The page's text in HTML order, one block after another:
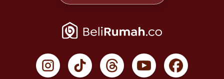
Properti Dijual di Jakarta Pusat >
Properti Dijual di Gambir >
Properti Dijual di Johar Baru >